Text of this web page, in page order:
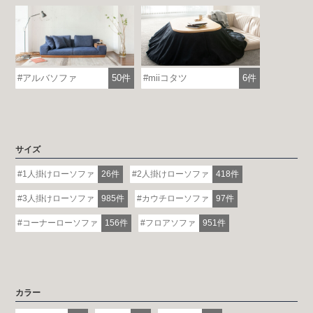
この機会にHAREMのソファをお試しくだ
さい。
詳しくはこちら
アルバソファ 50件 miiコタツ 6件
サイズ
1人掛けローソファ 26件 2人掛けローソファ 418件
3人掛けローソファ 985件 カウチローソファ 97件
コーナーローソファ 156件 フロアソファ 951件
カラー